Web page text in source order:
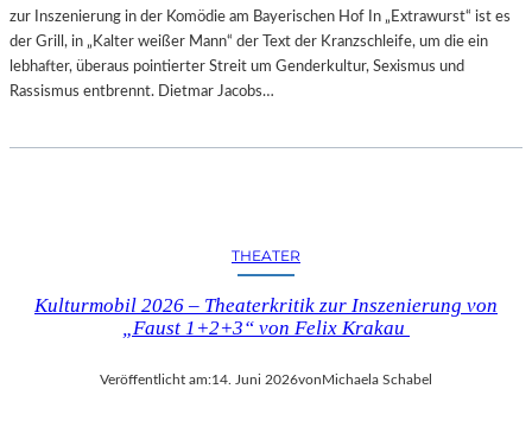
zur Inszenierung in der Komödie am Bayerischen Hof In „Extrawurst“ ist es
der Grill, in „Kalter weißer Mann“ der Text der Kranzschleife, um die ein
lebhafter, überaus pointierter Streit um Genderkultur, Sexismus und
Rassismus entbrennt. Dietmar Jacobs…
THEATER
Kulturmobil 2026 – Theaterkritik zur Inszenierung von
„Faust 1+2+3“ von Felix Krakau
Veröffentlicht am:14. Juni 2026vonMichaela Schabel